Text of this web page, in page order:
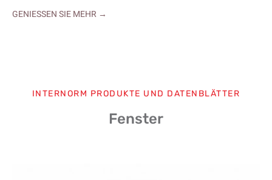
GENIESSEN SIE MEHR →
INTERNORM PRODUKTE UND DATENBLÄTTER
Fenster